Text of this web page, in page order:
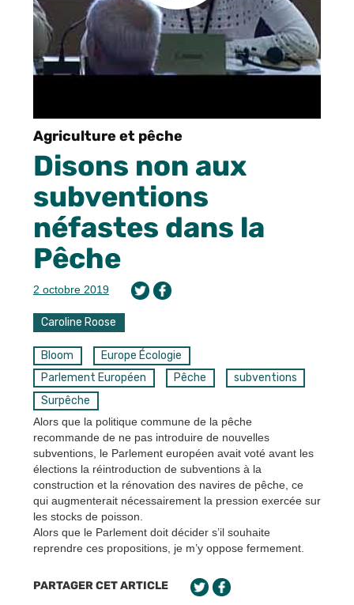
Agriculture et pêche
Disons non aux
subventions
néfastes dans la
Pêche
2 octobre 2019
Caroline Roose
Bloom
Europe Écologie
Parlement Européen
Pêche
subventions
Surpêche
Alors que la politique commune de la pêche
recommande de ne pas introduire de nouvelles
subventions, le Parlement européen avait voté avant les
élections la réintroduction de subventions à la
construction et la rénovation des navires de pêche, ce
qui augmenterait nécessairement la pression exercée sur
les stocks de poisson.
Alors que le Parlement doit décider s’il souhaite
reprendre ces propositions, je m’y oppose fermement.
PARTAGER CET ARTICLE